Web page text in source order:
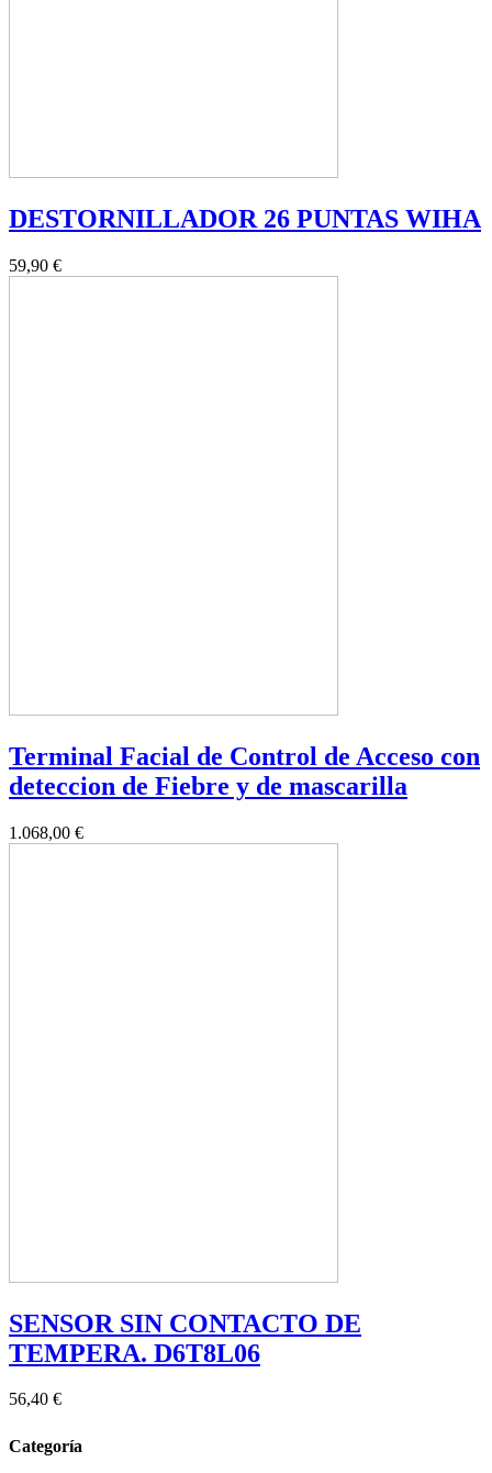
DESTORNILLADOR 26 PUNTAS WIHA
59,90 €
Terminal Facial de Control de Acceso con
deteccion de Fiebre y de mascarilla
1.068,00 €
SENSOR SIN CONTACTO DE
TEMPERA. D6T8L06
56,40 €
Categoría